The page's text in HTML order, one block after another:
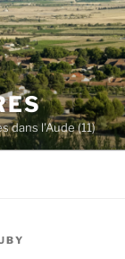
dans l'Aude (11)